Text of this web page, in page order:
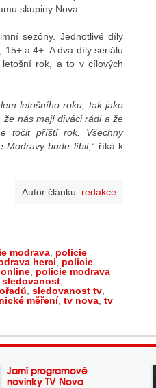
skupiny Nova.
sezóny. Jednotlivé díly
a 4+. A dva díly seriálu
letošní rok, a to v cílových
letošního roku, tak jako
nás mají diváci rádi a že
točit příští rok. Všechny
Modravy bude líbit,“ říká k
Autor článku: redakce
modrava policie
herci
policie
policie modrava
sledovanost
sledovanost tv
měření, tv nova tv
Jarní programové
novinky TV Nova